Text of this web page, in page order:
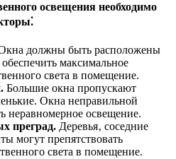
освещения необходимо
должны быть расположены
максимальное
света в помещение.
Большие окна пропускают
Окна неправильной
неравномерное освещение.
преград. Деревья‚ соседние
могут препятствовать
света в помещение.